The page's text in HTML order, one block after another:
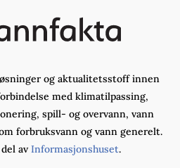
og aktualitetsstoff innen
med klimatilpassing,
spill- og overvann, vann
forbruksvann og vann generelt.
av Informasjonshuset.